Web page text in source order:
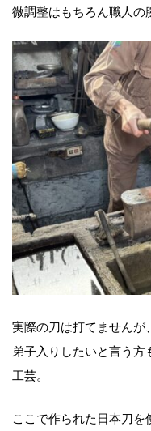
微調整はもちろん職人の
実際の刀は打てませんが
弟子入りしたいと言う
工芸。
ここで作られた日本刀